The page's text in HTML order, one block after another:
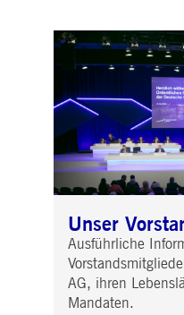
Unser
Ausführliche
AG, ihren
Mandaten.